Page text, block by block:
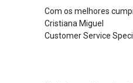
Com os melhores
Cristiana Miguel
Customer Service